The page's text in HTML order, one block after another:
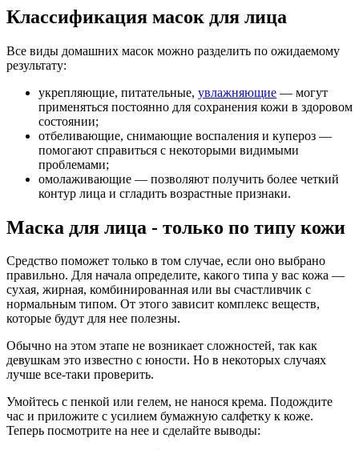
Классификация масок для лица
Все виды домашних масок можно разделить по ожидаемому
результату:
укрепляющие, питательные, увлажняющие — могут
применяться постоянно для сохранения кожи в здоровом
состоянии;
отбеливающие, снимающие воспаления и купероз —
помогают справиться с некоторыми видимыми
проблемами;
омолаживающие — позволяют получить более четкий
контур лица и сгладить возрастные признаки.
Маска для лица - только по типу кожи
Средство поможет только в том случае, если оно выбрано
правильно. Для начала определите, какого типа у вас кожа —
сухая, жирная, комбинированная или вы счастливчик с
нормальным типом. От этого зависит комплекс веществ,
которые будут для нее полезны.
Обычно на этом этапе не возникает сложностей, так как
девушкам это известно с юности. Но в некоторых случаях
лучше все-таки проверить.
Умойтесь с пенкой или гелем, не нанося крема. Подождите
час и приложите с усилием бумажную салфетку к коже.
Теперь посмотрите на нее и сделайте выводы: